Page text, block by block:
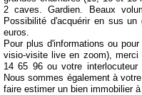
2 caves. Gardien. Beaux
Possibilité d'acquérir en sus
euros.
Pour plus d'informations ou
visio-visite live en zoom),
14 65 96 ou votre interlocuteur
Nous sommes également à
faire estimer un bien immobilier